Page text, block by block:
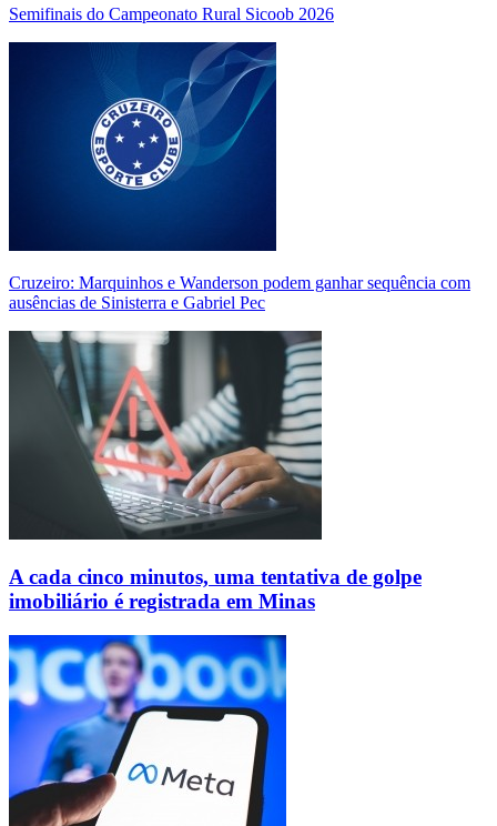
Semifinais do Campeonato Rural Sicoob 2026
Cruzeiro: Marquinhos e Wanderson podem ganhar sequência com
ausências de Sinisterra e Gabriel Pec
A cada cinco minutos, uma tentativa de golpe
imobiliário é registrada em Minas